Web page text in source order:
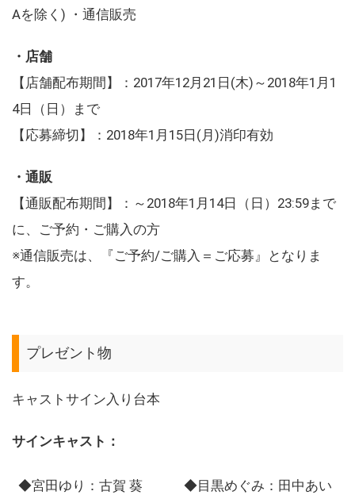
Aを除く) ・通信販売
・店舗
【店舗配布期間】：2017年12月21日(木)～2018年1月1
4日（日）まで
【応募締切】：2018年1月15日(月)消印有効
・通販
【通販配布期間】：～2018年1月14日（日）23:59まで
に、ご予約・ご購入の方
※通信販売は、『ご予約/ご購入＝ご応募』となりま
す。
プレゼント物
キャストサイン入り台本
サインキャスト：
◆宮田ゆり：古賀 葵
◆目黒めぐみ：田中あい